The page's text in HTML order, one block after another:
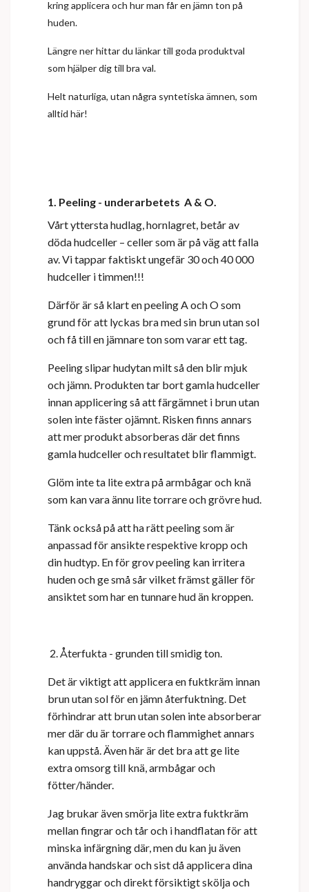
kring applicera och hur man får en jämn ton på
huden.
Längre ner hittar du länkar till goda produktval
som hjälper dig till bra val.
Helt naturliga, utan några syntetiska ämnen, som
alltid här!
1. Peeling - underarbetets A & O.
Vårt yttersta hudlag, hornlagret, betår av
döda hudceller – celler som är på väg att falla
av. Vi tappar faktiskt ungefär 30 och 40 000
hudceller i timmen!!!
Därför är så klart en peeling A och O som
grund för att lyckas bra med sin brun utan sol
och få till en jämnare ton som varar ett tag.
Peeling slipar hudytan milt så den blir mjuk
och jämn. Produkten tar bort gamla hudceller
innan applicering så att färgämnet i brun utan
solen inte fäster ojämnt. Risken finns annars
att mer produkt absorberas där det finns
gamla hudceller och resultatet blir flammigt.
Glöm inte ta lite extra på armbågar och knä
som kan vara ännu lite torrare och grövre hud.
Tänk också på att ha rätt peeling som är
anpassad för ansikte respektive kropp och
din hudtyp. En för grov peeling kan irritera
huden och ge små sår vilket främst gäller för
ansiktet som har en tunnare hud än kroppen.
2. Återfukta - grunden till smidig ton.
Det är viktigt att applicera en fuktkräm innan
brun utan sol för en jämn återfuktning. Det
förhindrar att brun utan solen inte absorberar
mer där du är torrare och flammighet annars
kan uppstå. Även här är det bra att ge lite
extra omsorg till knä, armbågar och
fötter/händer.
Jag brukar även smörja lite extra fuktkräm
mellan fingrar och tår och i handflatan för att
minska infärgning där, men du kan ju även
använda handskar och sist då applicera dina
handryggar och direkt försiktigt skölja och